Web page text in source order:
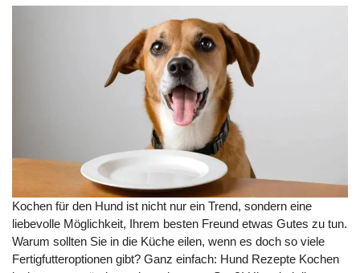
Kochen für den Hund ist nicht nur ein Trend, sondern eine
liebevolle Möglichkeit, Ihrem besten Freund etwas Gutes zu tun.
Warum sollten Sie in die Küche eilen, wenn es doch so viele
Fertigfutteroptionen gibt? Ganz einfach: Hund Rezepte Kochen